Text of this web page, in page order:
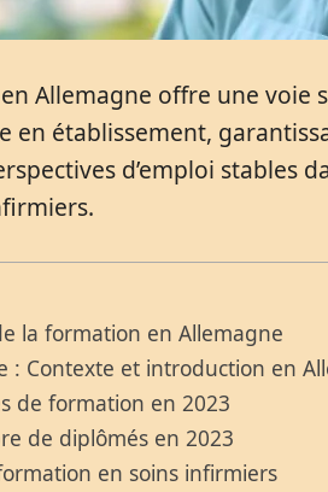
Allemagne offre une
en établissement,
d’emploi
la formation en Allemagne
: Contexte et introduction en
de formation en 2023
de diplômés en 2023
en soins infirmiers